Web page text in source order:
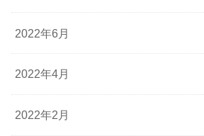
2022年6月
2022年4月
2022年2月